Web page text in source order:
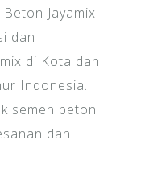
Jayamix
dan
di Kota dan
Indonesia.
semen beton
dan